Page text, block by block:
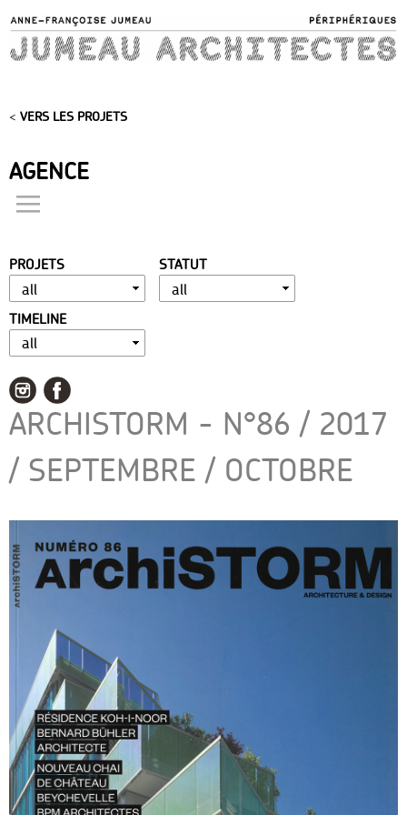
main
content
< VERS LES PROJETS
AGENCE
présentation
distinctions
publications
portfolio
contact
PROJETS STATUT
TIMELINE
ARCHISTORM - N°86 / 2017
/ SEPTEMBRE / OCTOBRE